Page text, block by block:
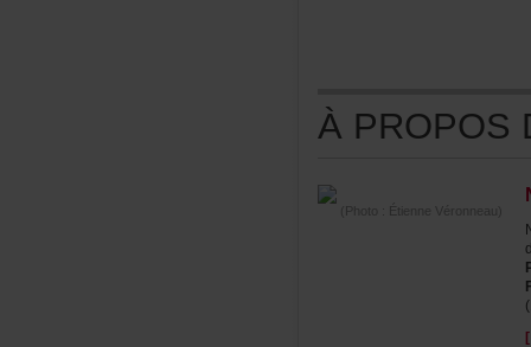
(Photo:ÉtienneVéronneau)